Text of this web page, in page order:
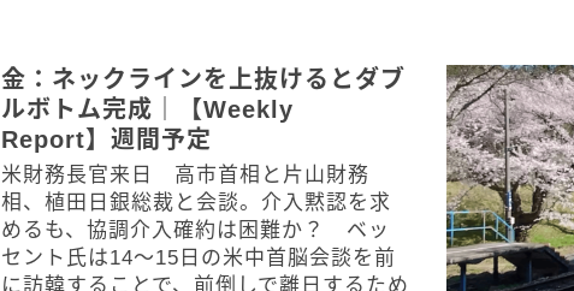
金：ネックラインを上抜けるとダブ
ルボトム完成｜【Weekly
Report】週間予定
米財務長官来日 高市首相と片山財務
相、植田日銀総裁と会談。介入黙認を求
めるも、協調介入確約は困難か？ ベッ
セント氏は14～15日の米中首脳会談を前
に訪韓することで、前倒しで離日するため